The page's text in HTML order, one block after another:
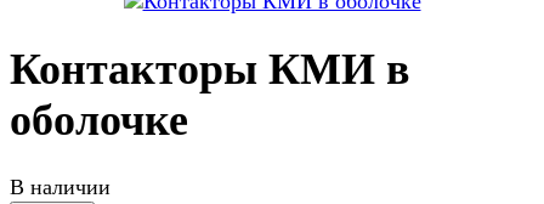
Контакторы КМИ в
оболочке
В наличии